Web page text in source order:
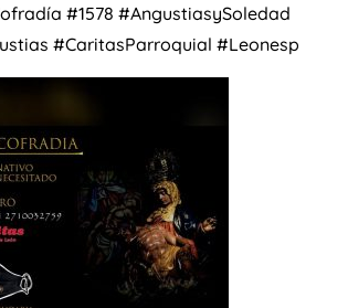
#1578 #AngustiasySoledad
#CaritasParroquial #Leonesp